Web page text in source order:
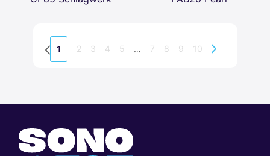
1 2 3 4 5 … 7 8 9 10